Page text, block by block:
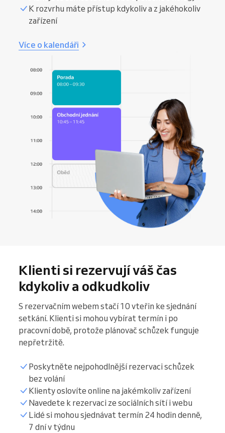
K rozvrhu máte přístup kdykoliv a z jakéhokoliv
zařízení
Více o kalendáři
Klienti si rezervují váš čas
kdykoliv a odkudkoliv
S rezervačním webem stačí 10 vteřin ke sjednání
setkání. Klienti si mohou vybírat termín i po
pracovní době, protože plánovač schůzek funguje
nepřetržitě.
Poskytněte nejpohodlnější rezervaci schůzek
bez volání
Klienty oslovíte online na jakémkoliv zařízení
Navedete k rezervaci ze sociálních sítí i webu
Lidé si mohou sjednávat termín 24 hodin denně,
7 dní v týdnu